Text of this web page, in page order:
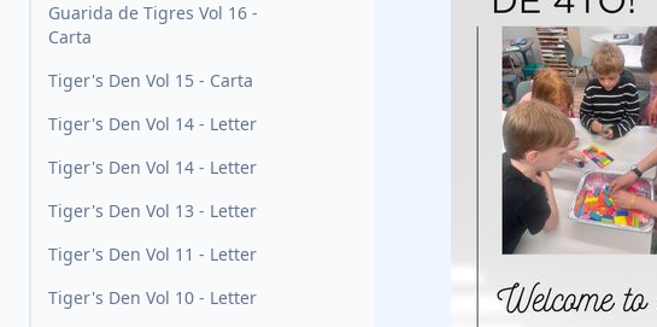
Guarida de Tigres Vol 16 -
Carta
Tiger's Den Vol 15 - Carta
Tiger's Den Vol 14 - Letter
Tiger's Den Vol 14 - Letter
Tiger's Den Vol 13 - Letter
Tiger's Den Vol 11 - Letter
Tiger's Den Vol 10 - Letter